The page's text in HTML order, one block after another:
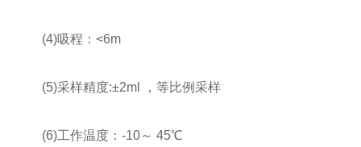
(4)吸程：<6m
(5)采样精度:±2ml ，等比例采样
(6)工作温度：-10～ 45℃